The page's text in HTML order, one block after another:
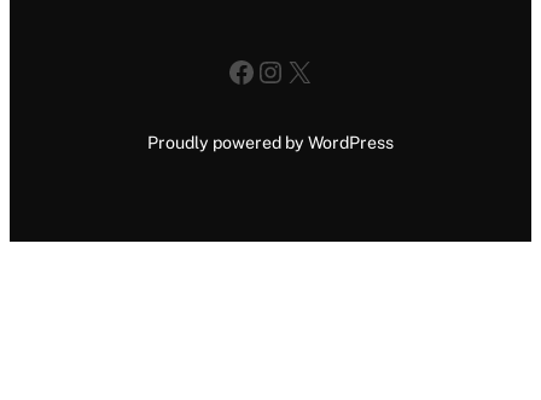
Facebook
Instagram
X
Proudly powered by WordPress